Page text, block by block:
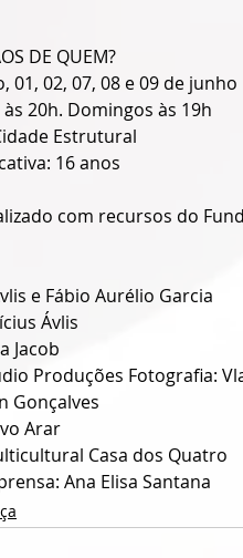
DE QUEM?
01, 02, 07, 08 e 09 de junho
20h. Domingos às 19h
Estrutural
16 anos
com recursos do
e Fábio Aurélio Garcia
Ávlis
Jacob
Produções Fotografia:
Gonçalves
Arar
Casa dos Quatro
Ana Elisa Santana